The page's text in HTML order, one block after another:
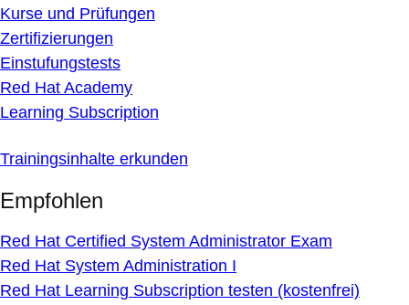
Kurse und Prüfungen
Zertifizierungen
Einstufungstests
Red Hat Academy
Learning Subscription
Trainingsinhalte erkunden
Empfohlen
Red Hat Certified System Administrator Exam
Red Hat System Administration I
Red Hat Learning Subscription testen (kostenfrei)